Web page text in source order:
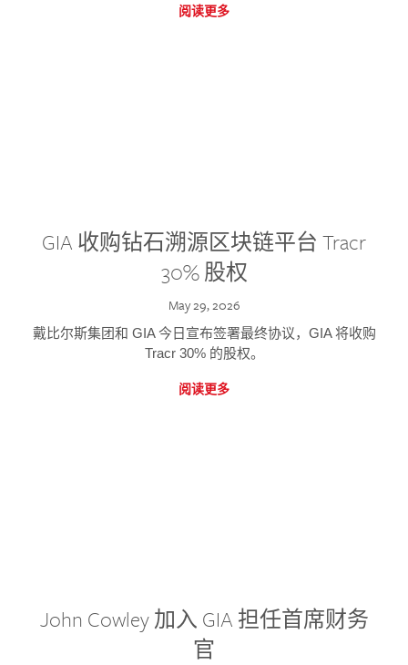
阅读更多
GIA 收购钻石溯源区块链平台 Tracr
30% 股权
May 29, 2026
戴比尔斯集团和 GIA 今日宣布签署最终协议，GIA 将收购
Tracr 30% 的股权。
阅读更多
John Cowley 加入 GIA 担任首席财务
官